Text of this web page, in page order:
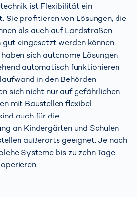
ist Flexibilität ein
Sie profitieren von Lösungen, die
als auch auf Landstraßen
eingesetzt werden können.
sich autonome Lösungen
automatisch funktionieren
in den Behörden
sich nicht nur auf gefährlichen
mit Baustellen flexibel
auch für die
an Kindergärten und Schulen
außerorts geeignet. Je nach
Systeme bis zu zehn Tage